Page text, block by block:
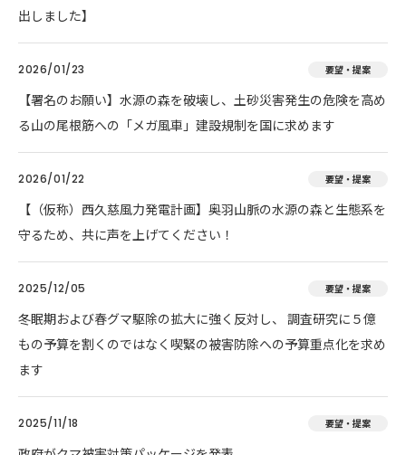
出しました】
2026/01/23 要望・提案
【署名のお願い】水源の森を破壊し、土砂災害発生の危険を高め
る山の尾根筋への「メガ風車」建設規制を国に求めます
2026/01/22 要望・提案
【（仮称）西久慈風力発電計画】奥羽山脈の水源の森と生態系を
守るため、共に声を上げてください！
2025/12/05 要望・提案
冬眠期および春グマ駆除の拡大に強く反対し、 調査研究に５億
もの予算を割くのではなく喫緊の被害防除への予算重点化を求め
ます
2025/11/18 要望・提案